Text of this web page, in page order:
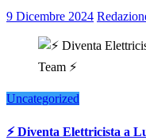
9 Dicembre 2024
Uncategorized
⚡ Diventa Elettricista a